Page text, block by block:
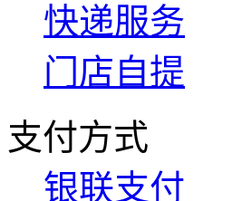
快递服务
门店自提
支付方式
银联支付